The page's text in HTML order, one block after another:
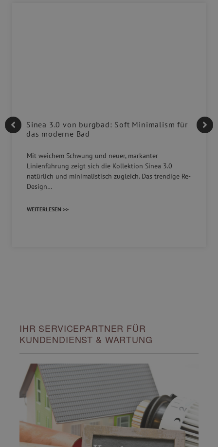
Sinea 3.0 von burgbad: Soft Minimalism für
das moderne Bad
Mit weichem Schwung und neuer, markanter
Linienführung zeigt sich die Kollektion Sinea 3.0
natürlich und minimalistisch zugleich. Das trendige Re-
Design…
WEITERLESEN >>
IHR SERVICEPARTNER FÜR
KUNDENDIENST & WARTUNG